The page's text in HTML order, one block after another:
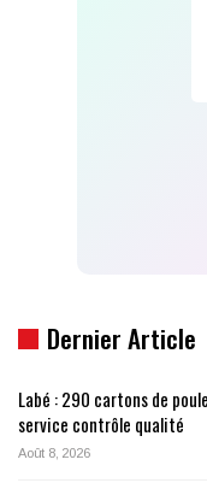
Dernier Article
Labé : 290 cartons de
service contrôle qualité
Août 8, 2026